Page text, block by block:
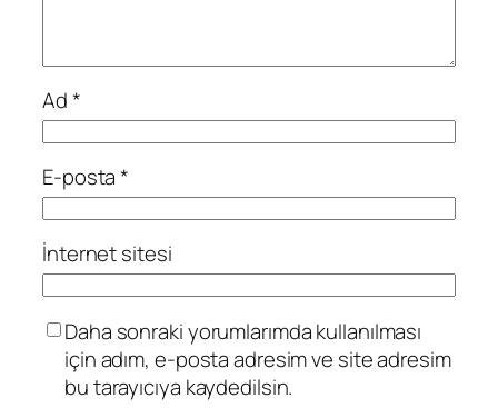
Ad*
E-posta*
İnternet sitesi
Daha sonraki yorumlarımda kullanılması
için adım, e-posta adresim ve site adresim
bu tarayıcıya kaydedilsin.